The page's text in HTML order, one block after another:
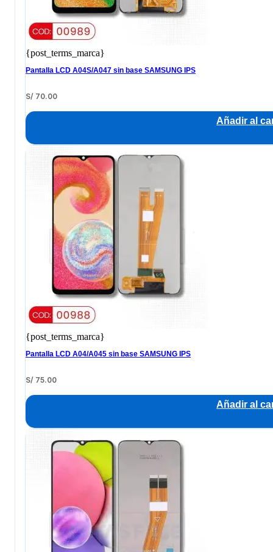
{post_terms_marca}
Pantalla LCD A04S/A047 sin base SAMSUNG IPS
S/ 70.00
Añadir al
{post_terms_marca}
Pantalla LCD A04/A045 sin base SAMSUNG IPS
S/ 75.00
Añadir al